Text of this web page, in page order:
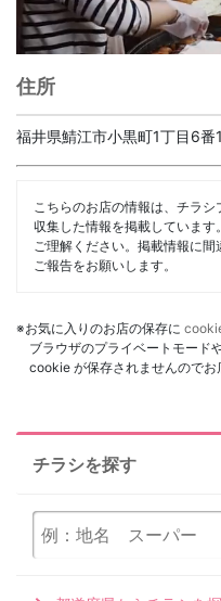
住所
福井県鯖江市小黒町1丁目6番
こちらのお店の情報は、チラ
収集した情報を掲載していま
ご理解ください。掲載情報に
ご報告をお願いします。
※お気に入りのお店の保存に
ブラウザのプライベートモード
cookie が保存されませんのでお
チラシを探す